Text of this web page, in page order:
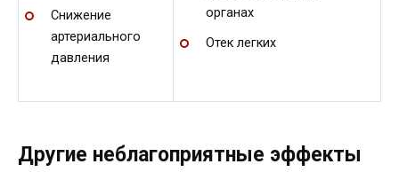
Снижение
артериального
давления
органах
Отек легких
Другие неблагоприятные эффекты